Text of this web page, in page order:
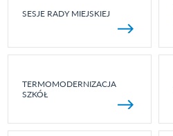
SESJE RADY MIEJSKIEJ
TERMOMODERNIZACJA
SZKÓŁ